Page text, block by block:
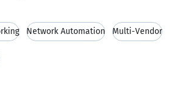
Network Automation Multi-Vendor